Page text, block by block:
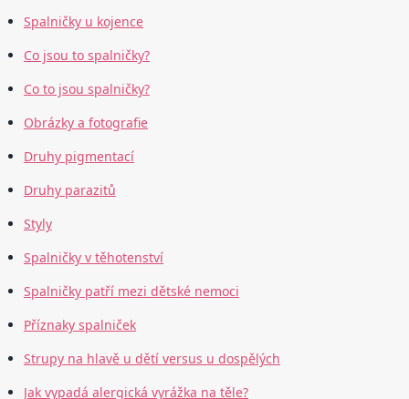
Spalničky u kojence
Co jsou to spalničky?
Co to jsou spalničky?
Obrázky a fotografie
Druhy pigmentací
Druhy parazitů
Styly
Spalničky v těhotenství
Spalničky patří mezi dětské nemoci
Příznaky spalniček
Strupy na hlavě u dětí versus u dospělých
Jak vypadá alergická vyrážka na těle?